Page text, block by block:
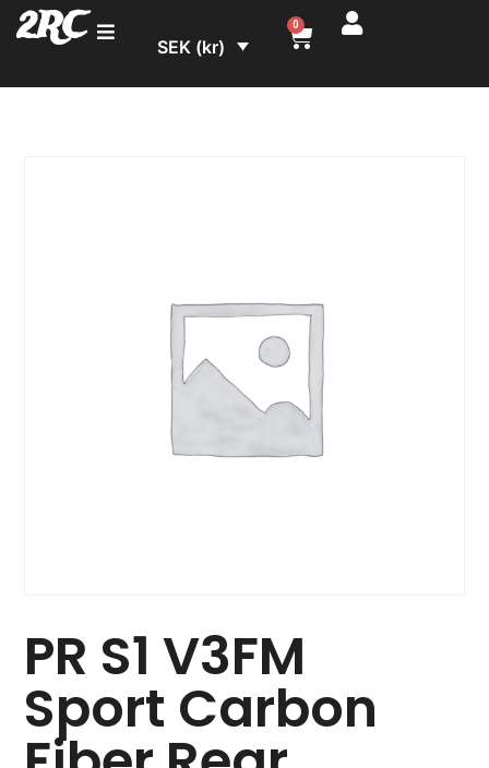
2RC SEK (kr)
0
PR S1 V3FM
Sport Carbon